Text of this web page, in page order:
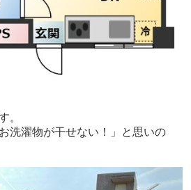
。
洗濯物が干せない！」と思いの